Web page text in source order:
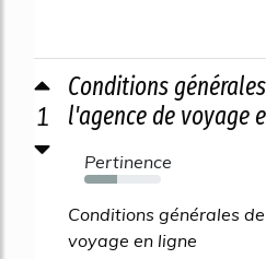
1
Conditions
l'agence de voyage
Pertinence
43%
Conditions générales
voyage en ligne